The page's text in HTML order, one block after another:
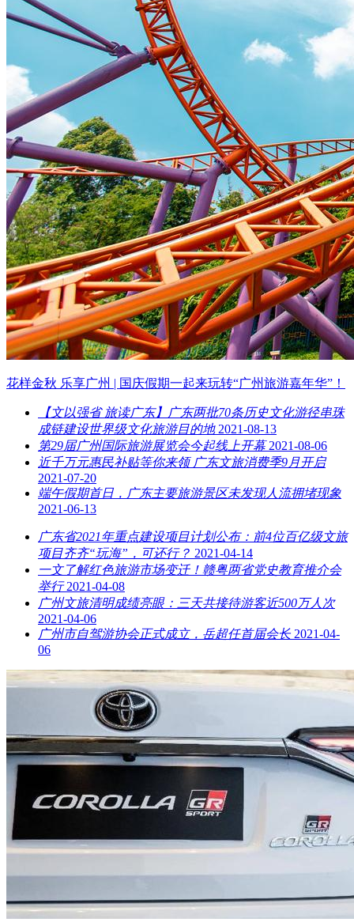
花样金秋 乐享广州 | 国庆假期一起来玩转“广州旅游嘉年华”！
【文以强省 旅读广东】广东两批70条历史文化游径串珠
成链建设世界级文化旅游目的地 2021-08-13
第29届广州国际旅游展览会今起线上开幕 2021-08-06
近千万元惠民补贴等你来领 广东文旅消费季9月开启
2021-07-20
端午假期首日，广东主要旅游景区未发现人流拥堵现象
2021-06-13
广东省2021年重点建设项目计划公布：前4位百亿级文旅
项目齐齐“玩海”，可还行？ 2021-04-14
一文了解红色旅游市场变迁！赣粤两省党史教育推介会
举行 2021-04-08
广州文旅清明成绩亮眼：三天共接待游客近500万人次
2021-04-06
广州市自驾游协会正式成立，岳超任首届会长 2021-04-
06